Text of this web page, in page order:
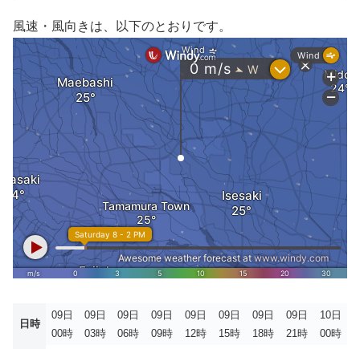
風速・風向きは、以下のとおりです。
日時
09日
00時
09日
03時
09日
06時
09日
09時
09日
12時
09日
15時
09日
18時
09日
21時
10日
00時